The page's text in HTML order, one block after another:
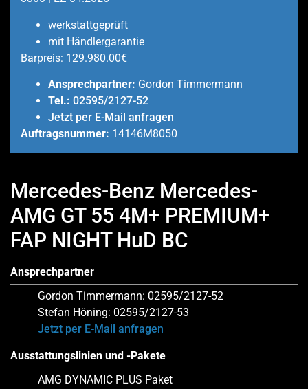
werkstattgeprüft
mit Händlergarantie
Barpreis: 129.980.00€
Ansprechpartner: Gordon Timmermann
Tel.: 02595/2127-52
Jetzt per E-Mail anfragen
Auftragsnummer: 14146M8050
Mercedes-Benz Mercedes-
AMG GT 55 4M+ PREMIUM+
FAP NIGHT HuD BC
Ansprechpartner
Gordon Timmermann: 02595/2127-52
Stefan Höning: 02595/2127-53
Jetzt per E-Mail anfragen
Ausstattungslinien und -Pakete
AMG DYNAMIC PLUS Paket